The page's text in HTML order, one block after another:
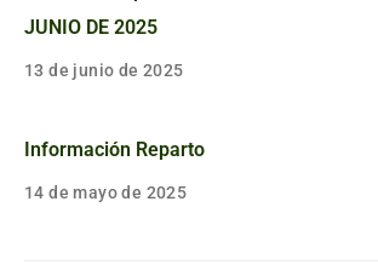
JUNIO DE 2025
13 de junio de 2025
Información Reparto
14 de mayo de 2025